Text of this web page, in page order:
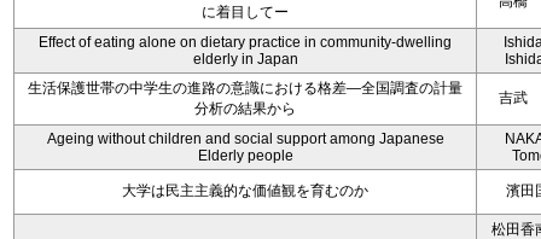
に着目してー
Effect of eating alone on dietary practice in community-dwelling
elderly in Japan
生活保護世帯の中学生の進路の意識における格差―全国調査の計量
分析の結果から
吉武
Ageing without children and social support among Japanese
Elderly people
大学は民主主義的な価値観を育むのか 濱田
松田香